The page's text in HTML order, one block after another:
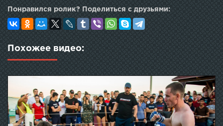
Бойцовский клуб, Стрелка главная, Бойцовский клуб,
камаз стрелка, регбист стрелка, бой регбиста, камаз
против регбиста, стрелка москва
Понравился ролик? Поделиться с друзьями:
Похожее видео: